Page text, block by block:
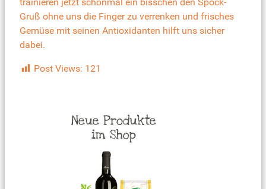
trainieren jetzt schonmal ein bisschen den Spock-
Gruß ohne uns die Finger zu verrenken und frisches
Gemüse mit seinen Antioxidanten hilft uns sicher
dabei.
Post Views: 121